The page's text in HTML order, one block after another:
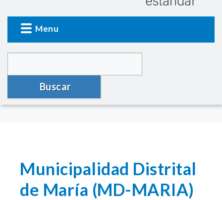
Menu
Buscar
Municipalidad Distrital
de María (MD-MARIA)